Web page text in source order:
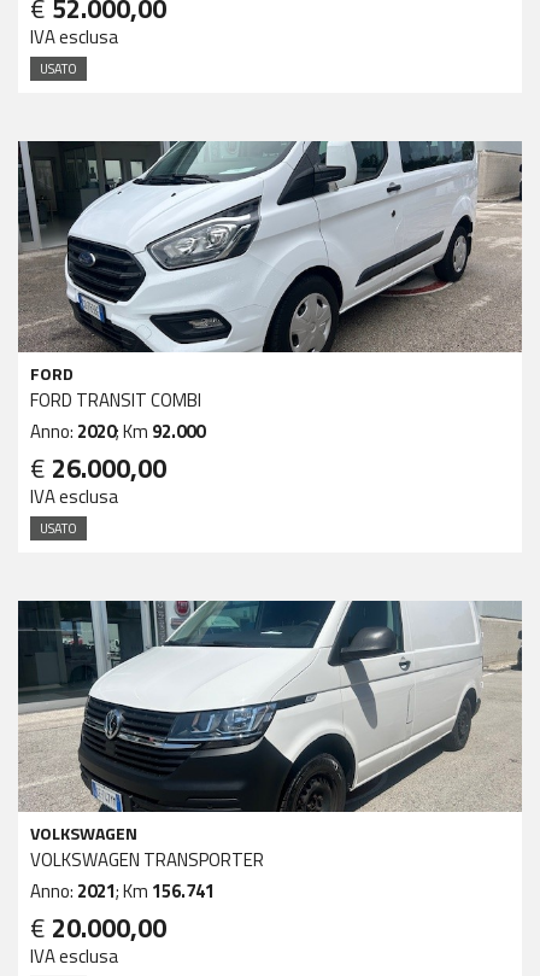
€ 52.000,00
IVA esclusa
USATO
FORD
FORD TRANSIT COMBI
Anno: 2020; Km 92.000
€ 26.000,00
IVA esclusa
USATO
VOLKSWAGEN
VOLKSWAGEN TRANSPORTER
Anno: 2021; Km 156.741
€ 20.000,00
IVA esclusa